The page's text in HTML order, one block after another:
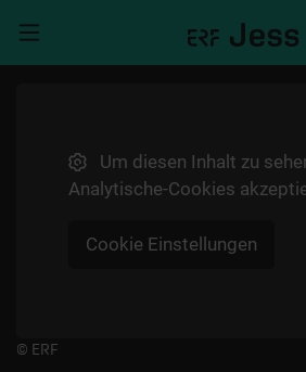
TALKWERK
PODCASTS
Um diesen Inhalt zu
Analytische-Cookies
Cookie Einstellungen
Player starten/anhalten
© ERF